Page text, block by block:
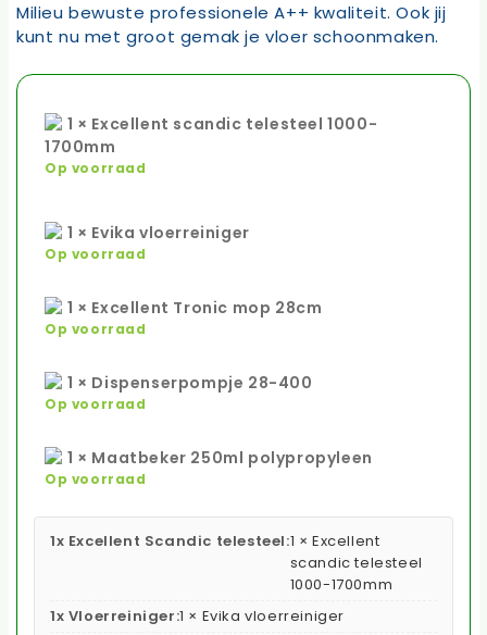
Milieu bewuste professionele A++ kwaliteit. Ook jij
kunt nu met groot gemak je vloer schoonmaken.
1 × Excellent scandic telesteel 1000-
1700mm
Op voorraad
1 × Evika vloerreiniger
Op voorraad
1 × Excellent Tronic mop 28cm
Op voorraad
1 × Dispenserpompje 28-400
Op voorraad
1 × Maatbeker 250ml polypropyleen
Op voorraad
1x Excellent Scandic telesteel:1 × Excellent
scandic telesteel
1000-1700mm
1x Vloerreiniger:1 × Evika vloerreiniger